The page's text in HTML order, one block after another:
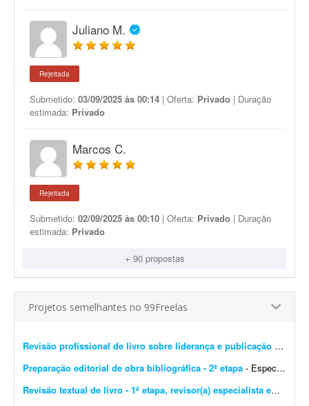
Juliano M.
Rejeitada
Submetido: 03/09/2025 às 00:14 | Oferta: Privado | Duração
estimada: Privado
Marcos C.
Rejeitada
Submetido: 02/09/2025 às 00:10 | Oferta: Privado | Duração
estimada: Privado
+ 90 propostas
Projetos semelhantes no 99Freelas
Revisão profissional de livro sobre liderança e publicação KDP
Preparação editorial de obra bibliográfica - 2ª etapa - Especializado em obras bibliográficas. Importante! Serão aceitas apenas propostas de profissionais com formação ou experiência comprovada em preparaç&atil...
Revisão textual de livro - 1ª etapa, revisor(a) especialista em Português